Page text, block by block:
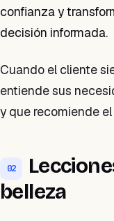
confianza y
decisión informada.
Cuando el cliente
entiende sus
y que recomiende
02
belleza